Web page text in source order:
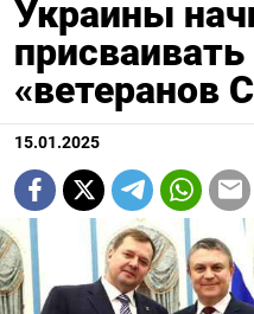
Украины
присваивать
«ветеранов
15.01.2025